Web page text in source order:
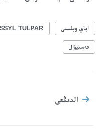
اباي وبلىسى TULPAR
فەستيۆال
الدىڭعى